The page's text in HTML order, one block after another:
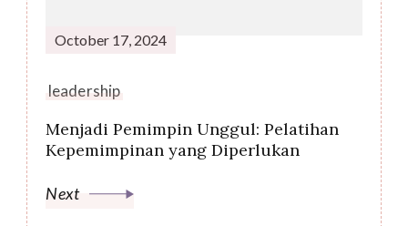
October 17, 2024
leadership
Menjadi Pemimpin Unggul: Pelatihan
Kepemimpinan yang Diperlukan
Next